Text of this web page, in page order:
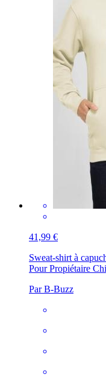
41,99 €
Sweat-shirt à
Pour Propiétaire
Par B-Buzz